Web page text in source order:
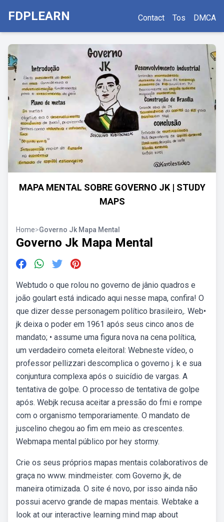
FDPLEARN Contact Tos DMCA
MAPA MENTAL SOBRE GOVERNO JK | STUDY
MAPS
Home>Governo Jk Mapa Mental
Governo Jk Mapa Mental
Webtudo o que rolou no governo de jânio quadros e
joão goulart está indicado aqui nesse mapa, confira! O
que dizer desse personagem político brasileiro,. Web•
jk deixa o poder em 1961 após seus cinco anos de
mandato; • assume uma figura nova na cena política,
um verdadeiro cometa eleitoral: Webneste vídeo, o
professor pellizzari descomplica o governo j. k e sua
conjuntura complexa após o suicídio de vargas. A
tentativa de golpe. O processo de tentativa de golpe
após. Webjk recusa aceitar a pressão do fmi e rompe
com o organismo temporariamente. O mandato de
juscelino chegou ao fim em meio as crescentes.
Webmapa mental público por hey stormy.
Crie os seus próprios mapas mentais colaborativos de
graça no www. mindmeister. com Governo jk, de
maneira otimizada. O site é novo, por isso ainda não
possui acervo grande de mapas mentais. Webtake a
look at our interactive learning mind map about